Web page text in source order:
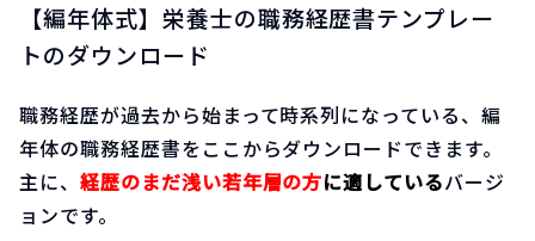
【編年体式】栄養士の職務経歴書テンプレー
トのダウンロード
職務経歴が過去から始まって時系列になっている、編
年体の職務経歴書をここからダウンロードできます。
主に、 経歴のまだ浅い若年層の方に適しているバージ
ョンです。